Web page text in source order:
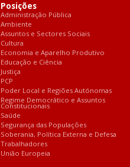
Posições
Administração Pública
Ambiente
Assuntos e Sectores Sociais
Cultura
Economia e Aparelho Produtivo
Educação e Ciência
Justiça
PCP
Poder Local e Regiões Autónomas
Regime Democrático e Assuntos
Constitucionais
Saúde
Segurança das Populações
Soberania, Política Externa e Defesa
Trabalhadores
União Europeia